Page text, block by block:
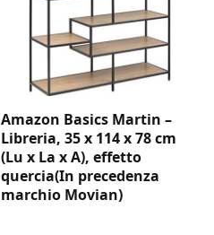
Amazon Basics Martin –
Libreria, 35 x 114 x 78 cm
(Lu x La x A), effetto
quercia(In precedenza
marchio Movian)